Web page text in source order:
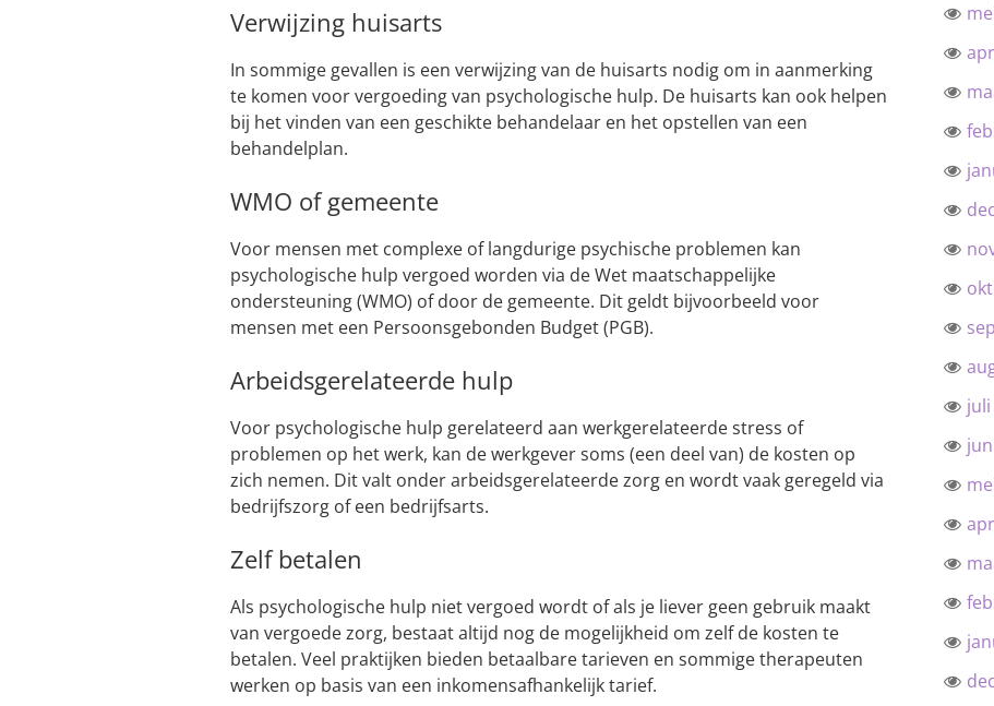
Verwijzing huisarts
In sommige gevallen is een verwijzing van de huisarts nodig om in aanmerking
te komen voor vergoeding van psychologische hulp. De huisarts kan ook helpen
bij het vinden van een geschikte behandelaar en het opstellen van een
behandelplan.
WMO of gemeente
Voor mensen met complexe of langdurige psychische problemen kan
psychologische hulp vergoed worden via de Wet maatschappelijke
ondersteuning (WMO) of door de gemeente. Dit geldt bijvoorbeeld voor
mensen met een Persoonsgebonden Budget (PGB).
Arbeidsgerelateerde hulp
Voor psychologische hulp gerelateerd aan werkgerelateerde stress of
problemen op het werk, kan de werkgever soms (een deel van) de kosten op
zich nemen. Dit valt onder arbeidsgerelateerde zorg en wordt vaak geregeld via
bedrijfszorg of een bedrijfsarts.
Zelf betalen
Als psychologische hulp niet vergoed wordt of als je liever geen gebruik maakt
van vergoede zorg, bestaat altijd nog de mogelijkheid om zelf de kosten te
betalen. Veel praktijken bieden betaalbare tarieven en sommige therapeuten
werken op basis van een inkomensafhankelijk tarief.
juli